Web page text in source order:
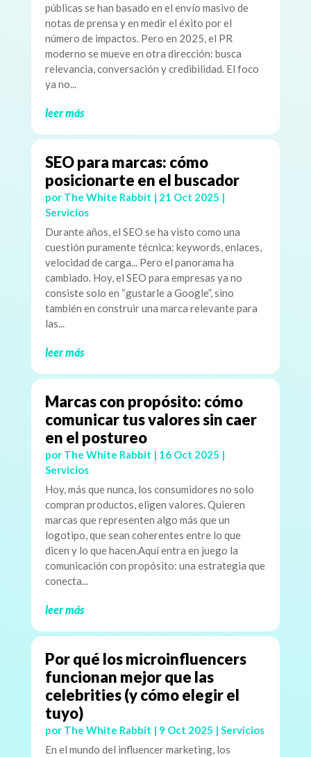
públicas se han basado en el envío masivo de
notas de prensa y en medir el éxito por el
número de impactos. Pero en 2025, el PR
moderno se mueve en otra dirección: busca
relevancia, conversación y credibilidad. El foco
ya no...
leer más
SEO para marcas: cómo
posicionarte en el buscador
por The White Rabbit | 21 Oct 2025 |
Servicios
Durante años, el SEO se ha visto como una
cuestión puramente técnica: keywords, enlaces,
velocidad de carga... Pero el panorama ha
cambiado. Hoy, el SEO para empresas ya no
consiste solo en “gustarle a Google”, sino
también en construir una marca relevante para
las...
leer más
Marcas con propósito: cómo
comunicar tus valores sin caer
en el postureo
por The White Rabbit | 16 Oct 2025 |
Servicios
Hoy, más que nunca, los consumidores no solo
compran productos, eligen valores. Quieren
marcas que representen algo más que un
logotipo, que sean coherentes entre lo que
dicen y lo que hacen.Aquí entra en juego la
comunicación con propósito: una estrategia que
conecta...
leer más
Por qué los microinfluencers
funcionan mejor que las
celebrities (y cómo elegir el
tuyo)
por The White Rabbit | 9 Oct 2025 | Servicios
En el mundo del influencer marketing, los